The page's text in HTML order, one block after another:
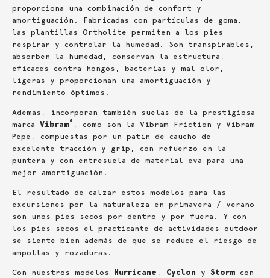
proporciona una combinación de confort y
amortiguación. Fabricadas con partículas de goma,
las plantillas Ortholite permiten a los pies
respirar y controlar la humedad. Son transpirables,
absorben la humedad, conservan la estructura,
eficaces contra hongos, bacterias y mal olor,
ligeras y proporcionan una amortiguación y
rendimiento óptimos.
Además, incorporan también suelas de la prestigiosa
marca Vibram® , como son la Vibram Friction y Vibram
Pepe, compuestas por un patín de caucho de
excelente tracción y grip, con refuerzo en la
puntera y con entresuela de material eva para una
mejor amortiguación.
El resultado de calzar estos modelos para las
excursiones por la naturaleza en primavera / verano
son unos pies secos por dentro y por fuera. Y con
los pies secos el practicante de actividades outdoor
se siente bien además de que se reduce el riesgo de
ampollas y rozaduras.
Con nuestros modelos Hurricane , Cyclon y Storm con